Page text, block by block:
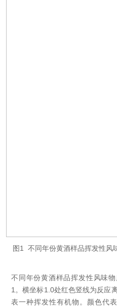
图1 不同年份黄酒样品挥发性风
不同年份黄酒样品挥发性风味
1。横坐标1.0处红色竖线为反应
表一种挥发性有机物。颜色代